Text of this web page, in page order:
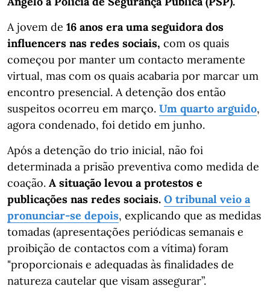
A jovem de 16 anos era uma seguidora dos
influencers nas redes sociais, com os quais
começou por manter um contacto meramente
virtual, mas com os quais acabaria por marcar um
encontro presencial. A detenção dos então
suspeitos ocorreu em março. Um quarto arguido,
agora condenado, foi detido em junho.
Após a detenção do trio inicial, não foi
determinada a prisão preventiva como medida de
coação. A situação levou a protestos e
publicações nas redes sociais. O tribunal veio a
pronunciar-se depois, explicando que as medidas
tomadas (apresentações periódicas semanais e
proibição de contactos com a vítima) foram
"proporcionais e adequadas às finalidades de
natureza cautelar que visam assegurar”.